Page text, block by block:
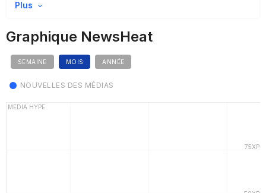
Plus
Graphique NewsHeat
SEMAINE MOIS ANNÉE
NOUVELLES DES MÉDIAS